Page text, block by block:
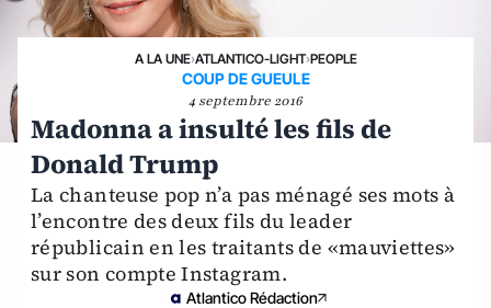
A LA UNE›ATLANTICO-LIGHT›PEOPLE
COUP DE GUEULE
4 septembre 2016
Madonna a insulté les fils de
Donald Trump
La chanteuse pop n’a pas ménagé ses mots à
l’encontre des deux fils du leader
républicain en les traitants de «mauviettes»
sur son compte Instagram.
Atlantico Rédaction